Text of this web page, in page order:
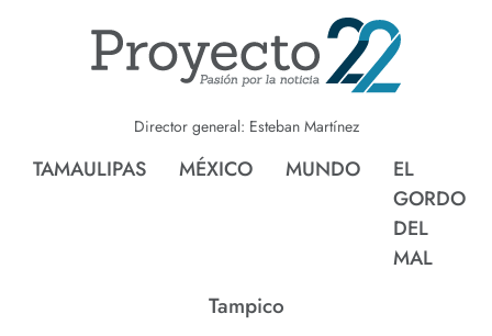
Director general: Esteban Martínez
TAMAULIPAS MÉXICO MUNDO
EL
GORDO
DEL
MAL
Tampico